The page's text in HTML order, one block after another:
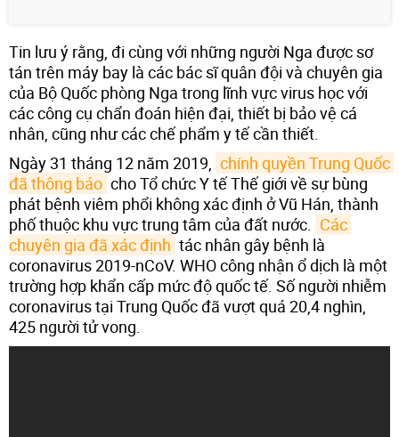
Tin lưu ý rằng, đi cùng với những người Nga được sơ
tán trên máy bay là các bác sĩ quân đội và chuyên gia
của Bộ Quốc phòng Nga trong lĩnh vực virus học với
các công cụ chẩn đoán hiện đại, thiết bị bảo vệ cá
nhân, cũng như các chế phẩm y tế cần thiết.
Ngày 31 tháng 12 năm 2019, chính quyền Trung Quốc
đã thông báo cho Tổ chức Y tế Thế giới về sự bùng
phát bệnh viêm phổi không xác định ở Vũ Hán, thành
phố thuộc khu vực trung tâm của đất nước. Các
chuyên gia đã xác định tác nhân gây bệnh là
coronavirus 2019-nCoV. WHO công nhận ổ dịch là một
trường hợp khẩn cấp mức độ quốc tế. Số người nhiễm
coronavirus tại Trung Quốc đã vượt quá 20,4 nghìn,
425 người tử vong.